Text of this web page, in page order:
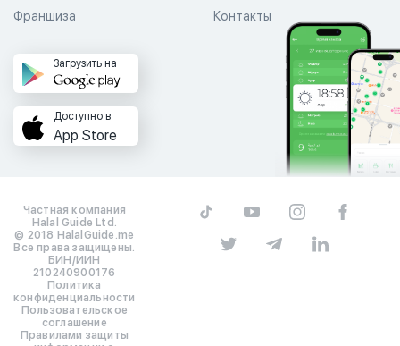
Контакты
Франшиза
Загрузить на
Доступно в
App Store
Частная компания
Halal Guide Ltd.
© 2018 HalalGuide.me
Все права защищены.
БИН/ИИН
210240900176
Политика
конфиденциальности
Пользовательское
соглашение
Правилами защиты